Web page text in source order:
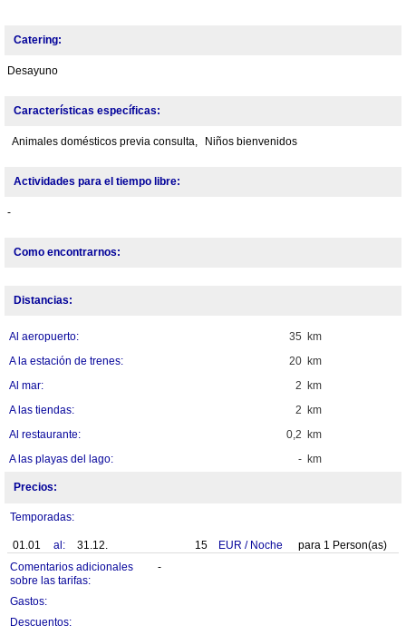
Catering:
Desayuno
Características específicas:
Animales domésticos previa consulta, Niños bienvenidos
Actividades para el tiempo libre:
-
Como encontrarnos:
Distancias:
35 km
Al aeropuerto:
20 km
A la estación de trenes:
2 km
Al mar:
2 km
A las tiendas:
0,2 km
Al restaurante:
- km
A las playas del lago:
Precios:
Temporadas:
01.01 al: 31.12. 15 EUR / Noche para 1 Person(as)
Comentarios adicionales
sobre las tarifas:
-
Gastos:
Descuentos: